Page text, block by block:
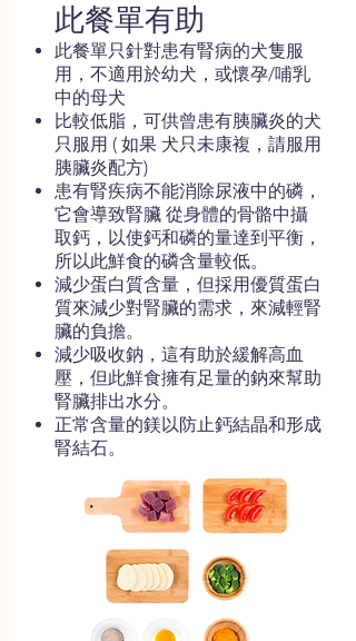
此餐單有助
此餐單只針對患有腎病的犬隻服
用，不適用於幼犬，或懷孕/哺乳
中的母犬
比較低脂，可供曾患有胰臟炎的犬
只服用 ( 如果 犬只未康複，請服用
胰臟炎配方)
患有腎疾病不能消除尿液中的磷，
它會導致腎臟 從身體的骨骼中攝
取鈣，以使鈣和磷的量達到平衡，
所以此鮮食的磷含量較低。
減少蛋白質含量，但採用優質蛋白
質來減少對腎臟的需求，來減輕腎
臟的負擔。
減少吸收鈉，這有助於緩解高血
壓，但此鮮食擁有足量的鈉來幫助
腎臟排出水分。
正常含量的鎂以防止鈣結晶和形成
腎結石。